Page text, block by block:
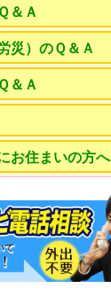
＆Ａ
災）のＱ＆Ａ
＆Ａ
お住まいの方へ